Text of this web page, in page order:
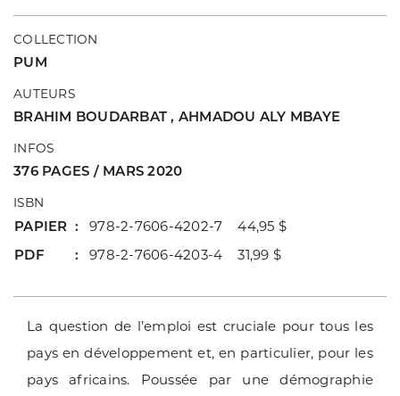
COLLECTION
PUM
AUTEURS
BRAHIM BOUDARBAT, AHMADOU ALY MBAYE
INFOS
376 PAGES / MARS 2020
ISBN
PAPIER
978-2-7606-4202-7 44,95 $
PDF
978-2-7606-4203-4 31,99 $
La question de l’emploi est cruciale pour tous les
pays en développement et, en particulier, pour les
pays africains. Poussée par une démographie